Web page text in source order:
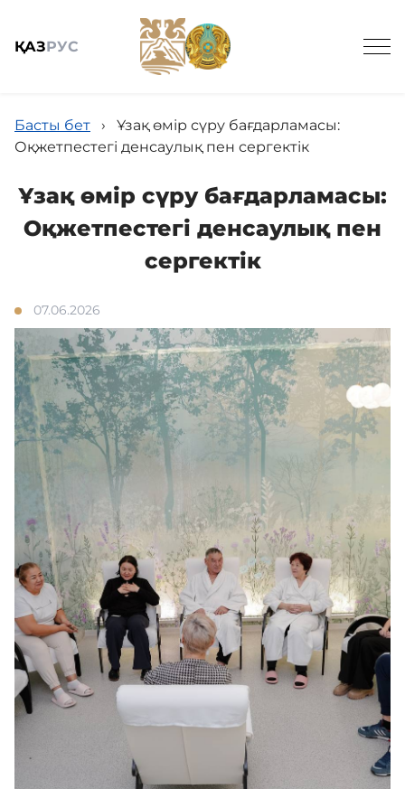
ҚАЗРУС
Жалпы мәлімет
Емдеу
Тамақтану
SPA-емшаралары
Жаңалықтар
БАҚ біз туралы
Галерея
Байланыс
Адалдық алаңы
Басты бет ›
Ұзақ өмір сүру бағдарламасы:
Оқжетпестегі денсаулық пен сергектік
Ұзақ өмір сүру бағдарламасы:
Оқжетпестегі денсаулық пен
сергектік
07.06.2026